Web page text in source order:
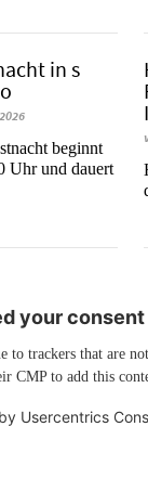
in s
beginnt
Uhr und dauert
your
trackers that are
CMP to add this
Usercentrics